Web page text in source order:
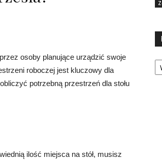
osoby planujące urządzić swoje
roboczej jest kluczowy dla
potrzebną przestrzeń dla stołu
ilość miejsca na stół, musisz